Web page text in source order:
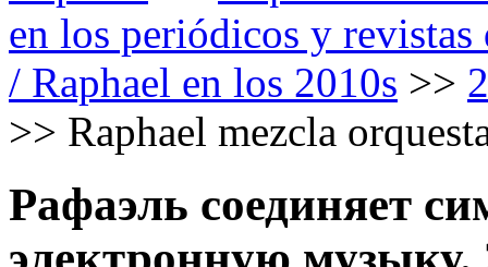
en los periódicos y
/ Raphael en los 2010s >>
>> Raphael mezcla
Рафаэль соединяет